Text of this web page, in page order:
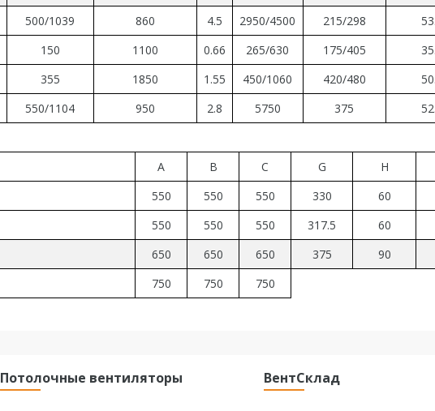
500/1039 860 4.5 2950/4500 215/298
150 1100 0.66 265/630 175/405
355 1850 1.55 450/1060 420/480
550/1104 950 2.8 5750 375
A B C G H
550 550 550 330 60
550 550 550 317.5 60
650 650 650 375 90
750 750 750
Потолочные вентиляторы ВентСклад